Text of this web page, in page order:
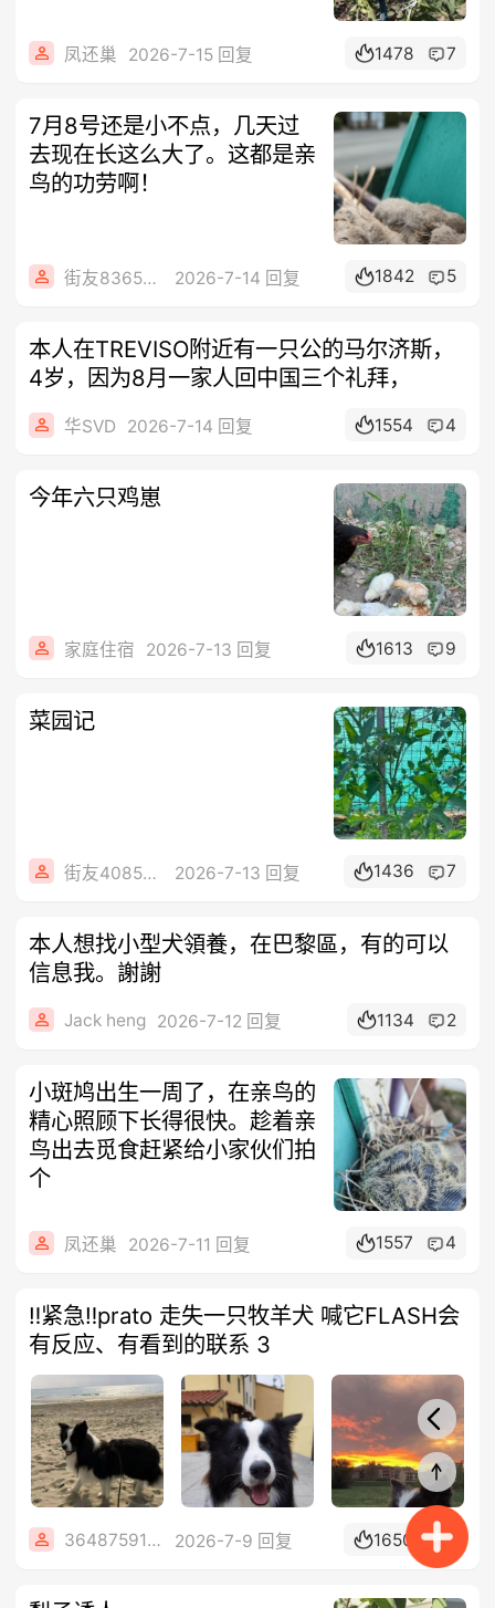
凤还巢 2026-7-15 回复 1478 7
7月8号还是小不点，几天过
去现在长这么大了。这都是亲
鸟的功劳啊！
街友83656478 2026-7-14 回复 1842 5
本人在TREVISO附近有一只公的马尔济斯，
4岁，因为8月一家人回中国三个礼拜，
华SVD 2026-7-14 回复 1554 4
今年六只鸡崽
家庭住宿 2026-7-13 回复 1613 9
菜园记
街友40858442 2026-7-13 回复 1436 7
本人想找小型犬領養，在巴黎區，有的可以
信息我。謝謝
Jack heng 2026-7-12 回复 1134 2
小斑鸠出生一周了，在亲鸟的
精心照顾下长得很快。趁着亲
鸟出去觅食赶紧给小家伙们拍
个
凤还巢 2026-7-11 回复 1557 4
‼️紧急‼️prato 走失一只牧羊犬 喊它FLASH会
有反应、有看到的联系 3
36487591348 2026-7-9 回复 1650 3